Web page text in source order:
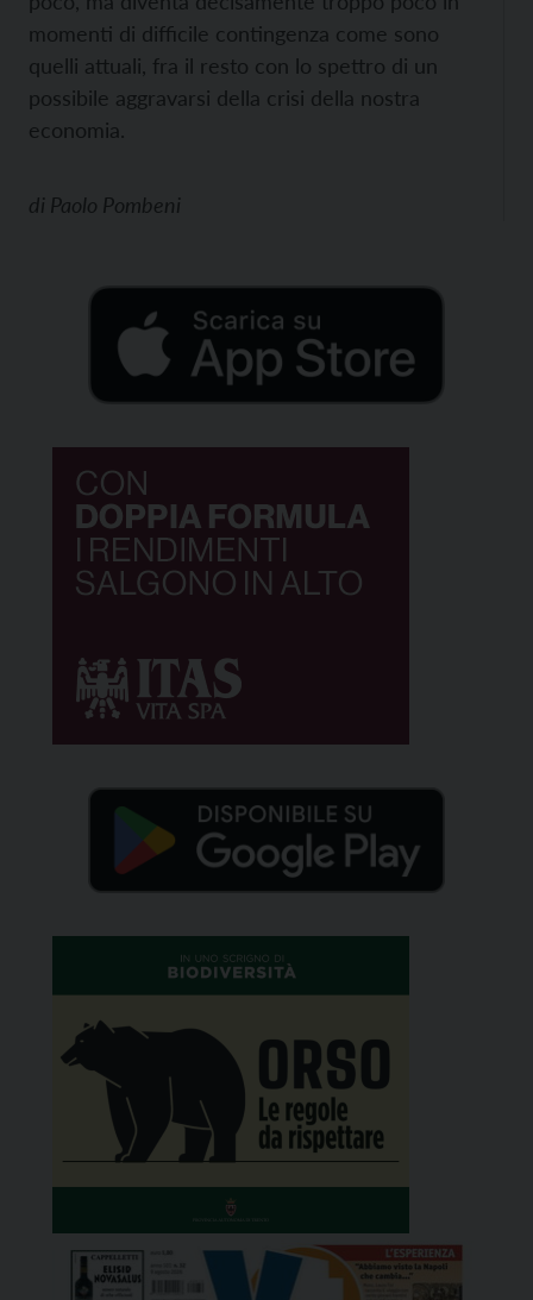
momenti di difficile contingenza come sono
quelli attuali, fra il resto con lo spettro di un
possibile aggravarsi della crisi della nostra
economia.
di Paolo Pombeni